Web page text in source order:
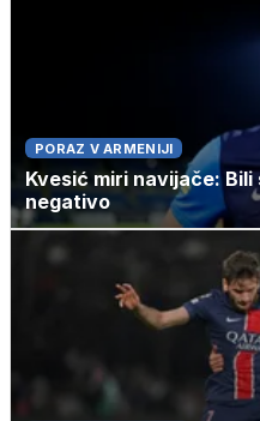
PORAZ V ARMENIJI
Kvesić miri navijače:
negativo